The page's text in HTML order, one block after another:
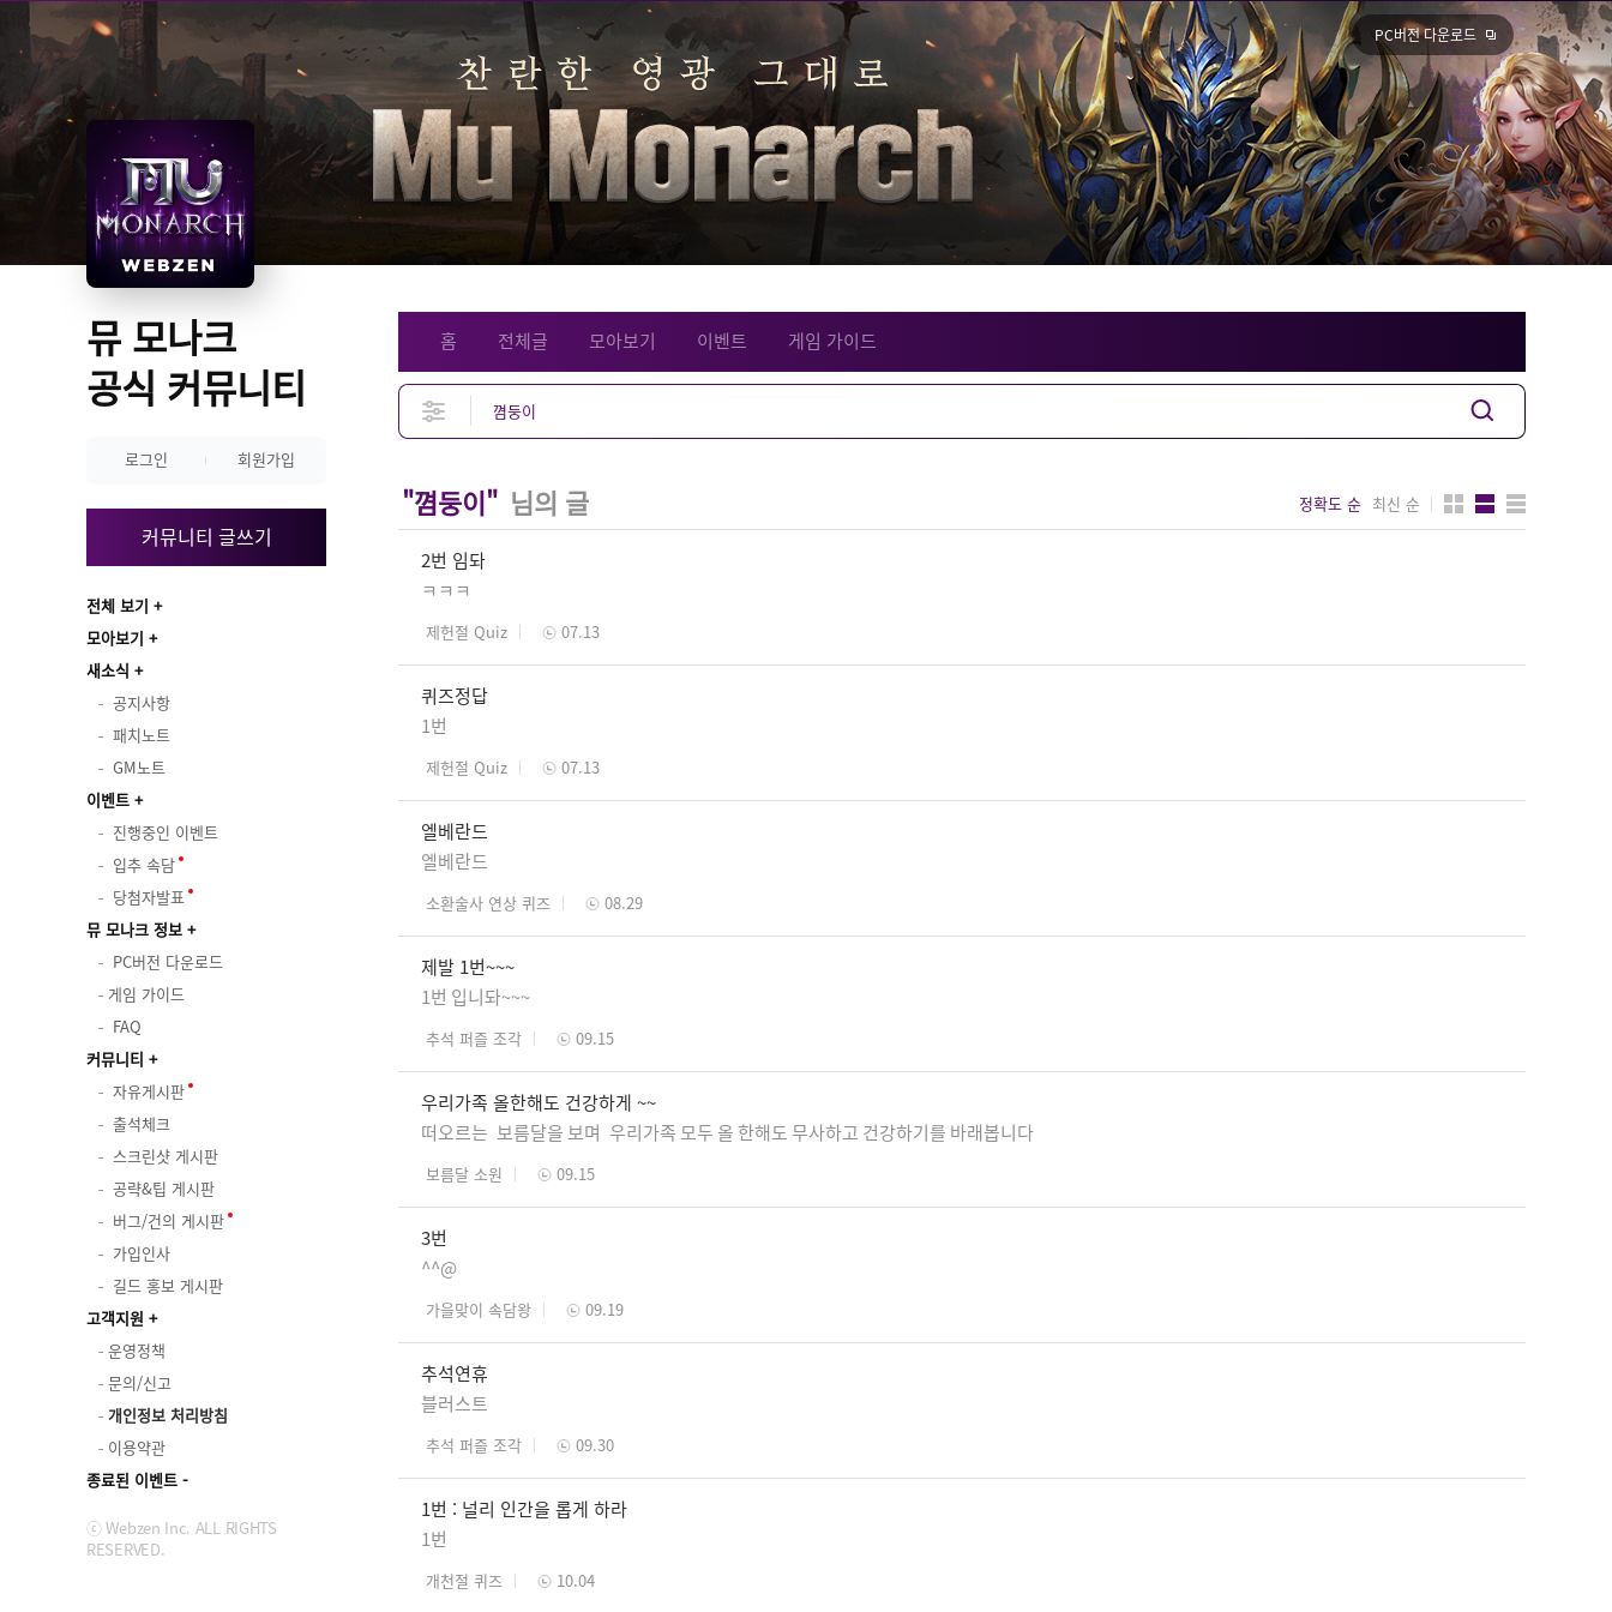
PC버전 다운로드
뮤 모나크
공식 커뮤니티
로그인 회원가입
커뮤니티 글쓰기
전체 보기
모아보기
새소식
공지사항
패치노트
GM노트
이벤트
진행중인 이벤트
입추 속담
당첨자발표
뮤 모나크 정보
PC버전 다운로드
게임 가이드
FAQ
커뮤니티
자유게시판
출석체크
스크린샷 게시판
공략&팁 게시판
버그/건의 게시판
가입인사
길드 홍보 게시판
고객지원
운영정책
문의/신고
개인정보 처리방침
이용약관
종료된 이벤트
ⓒ Webzen Inc. ALL RIGHTS
RESERVED.
홈 전체글 모아보기 이벤트 게임 가이드
"꼄둥이" 님의 글 정확도 순 최신 순
2번 임돠
ㅋㅋㅋ
제헌절 Quiz 07.13
퀴즈정답
1번
제헌절 Quiz 07.13
엘베란드
엘베란드
소환술사 연상 퀴즈 08.29
제발 1번~~~
1번 입니돠~~~
추석 퍼즐 조각 09.15
우리가족 올한해도 건강하게 ~~
떠오르는 보름달을 보며 우리가족 모두 올 한해도 무사하고 건강하기를 바래봅니다
보름달 소원 09.15
3번
^^@
가을맞이 속담왕 09.19
추석연휴
블러스트
추석 퍼즐 조각 09.30
1번 : 널리 인간을 롭게 하라
1번
개천절 퀴즈 10.04